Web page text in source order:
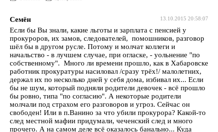
13.10.2015 20:58:07
Семён
Если бы Вы знали, какие льготы и зарплата с пенсией у
прокуроров, их замов, следователей, помошников, разговор
шёл бы в другом русле. Потому и молчат коллеги и
начальство - в лучшем случае, при огласке, - уольнение "по
собственному". Много ли времени прошло, как в Хабаровске
работник прокуратуры насиловал /сразу трёх!/ малолетних,
держал их по несколько дней у себя дома, избивал их... Если
бы не шум, который подняли родители девочек - всё прошло
бы ровно, типа "по согласию". А некоторые родители
молчали под страхом его разговоров и угроз. Сейчас он
свободен! Или в п.Ванино за что убили прокурора? Какой-то
след местной мафии придумали, чеченский след и много
прочего. А на самом деле всё оказалось банально... Куда